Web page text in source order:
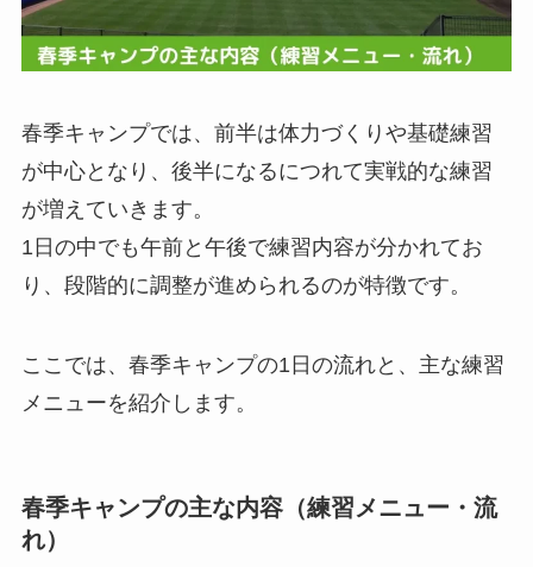
春季キャンプでは、前半は体力づくりや基礎練習
が中心となり、後半になるにつれて実戦的な練習
が増えていきます。
1日の中でも午前と午後で練習内容が分かれてお
り、段階的に調整が進められるのが特徴です。
ここでは、春季キャンプの1日の流れと、主な練習
メニューを紹介します。
春季キャンプの主な内容（練習メニュー・流
れ）